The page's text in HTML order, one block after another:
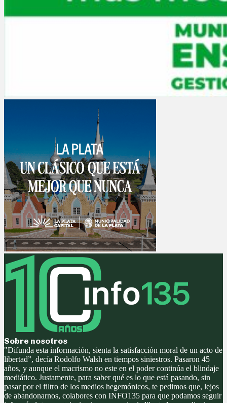
Sobre nosotros
"Difunda esta información, sienta la satisfacción moral de un acto de
libertad”, decía Rodolfo Walsh en tiempos siniestros. Pasaron 45
años, y aunque el macrismo no este en el poder continúa el blindaje
mediático. Justamente, para saber qué es lo que está pasando, sin
pasar por el filtro de los medios hegemónicos, te pedimos que, lejos
de abandonarnos, colabores con INFO135 para que podamos seguir